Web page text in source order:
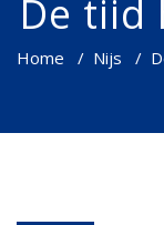
De tiid
Home / Nijs /